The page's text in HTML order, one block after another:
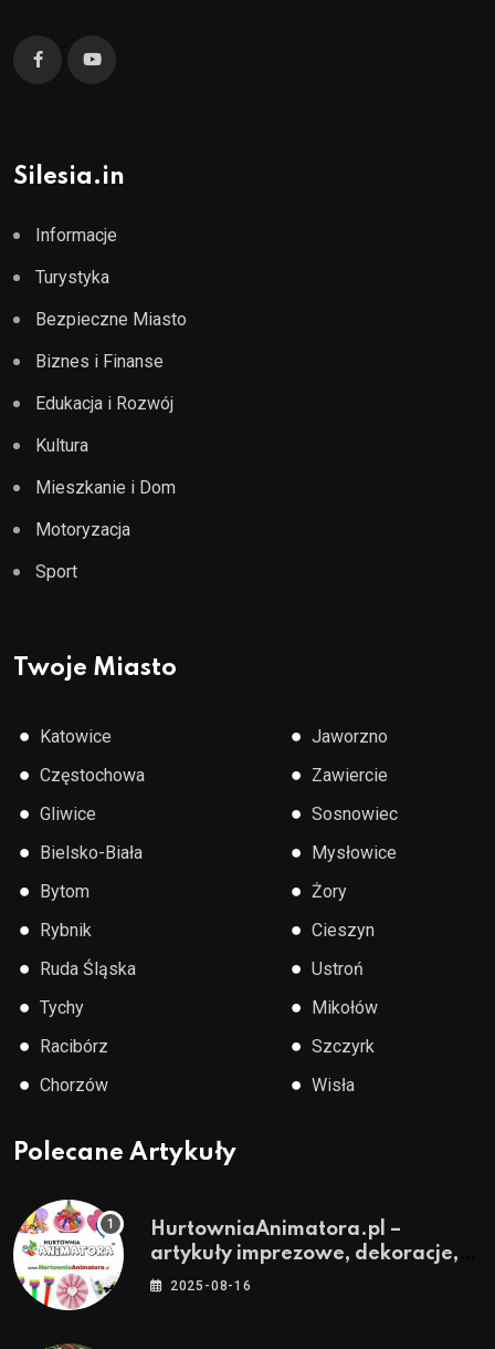
Silesia.in
Informacje
Turystyka
Bezpieczne Miasto
Biznes i Finanse
Edukacja i Rozwój
Kultura
Mieszkanie i Dom
Motoryzacja
Sport
Twoje Miasto
● Katowice
● Częstochowa
● Gliwice
● Bielsko-Biała
● Bytom
● Rybnik
● Ruda Śląska
● Tychy
● Racibórz
● Chorzów
● Jaworzno
● Zawiercie
● Sosnowiec
● Mysłowice
● Żory
● Cieszyn
● Ustroń
● Mikołów
● Szczyrk
● Wisła
Polecane Artykuły
HurtowniaAnimatora.pl –
artykuły imprezowe, dekoracje,
stroje i akcesoria dla animatorów
2025-08-16